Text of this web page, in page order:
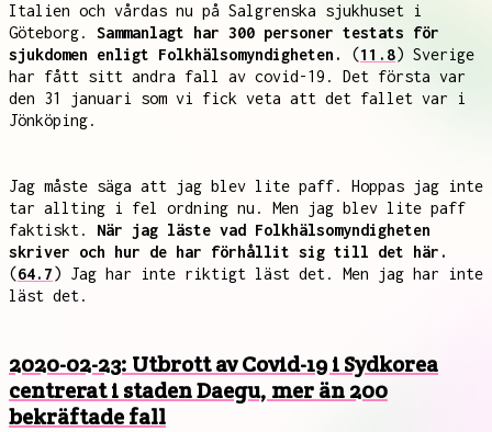
Italien och vårdas nu på Salgrenska sjukhuset i
Göteborg. Sammanlagt har 300 personer testats för
sjukdomen enligt Folkhälsomyndigheten.
(11.8) Sverige
har fått sitt andra fall av covid-19. Det första var
den 31 januari som vi fick veta att det fallet var i
Jönköping.
Jag måste säga att jag blev lite paff. Hoppas jag inte
tar allting i fel ordning nu. Men jag blev lite paff
faktiskt. När jag läste vad Folkhälsomyndigheten
skriver och hur de har förhållit sig till det här.
(64.7) Jag har inte riktigt läst det. Men jag har inte
läst det.
2020-02-23: Utbrott av Covid-19 i Sydkorea
centrerat i staden Daegu, mer än 200
bekräftade fall